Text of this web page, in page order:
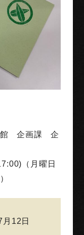
館 企画課 企
（月曜日
12日